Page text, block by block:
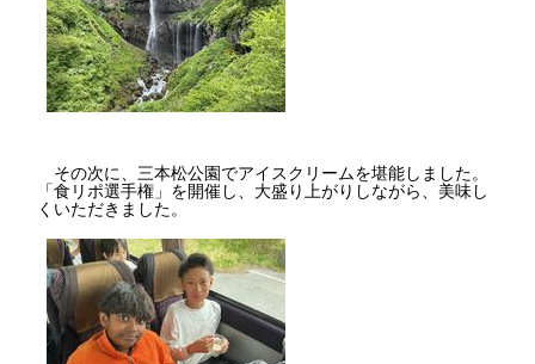
その次に、三本松公園でアイスクリームを堪能しました。
「食リポ選手権」を開催し、大盛り上がりしながら、美味し
くいただきました。